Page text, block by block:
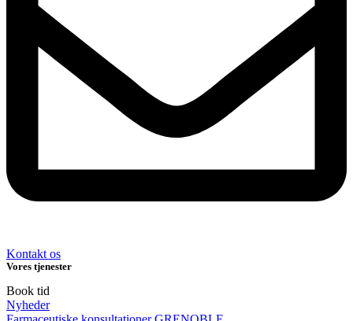
Kontakt os
Vores tjenester
Book tid
Nyheder